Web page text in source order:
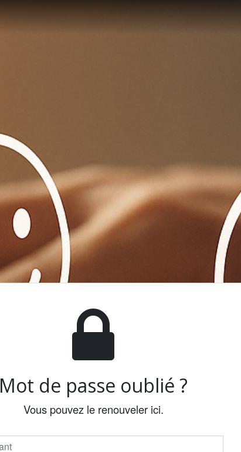
Mot de passe oublié ?
Vous pouvez le renouveler ici.